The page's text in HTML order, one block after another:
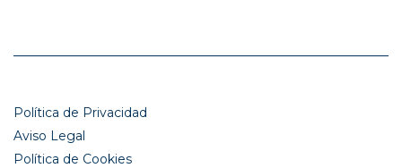
Política de Privacidad
Aviso Legal
Política de Cookies